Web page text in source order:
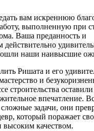
вам искреннюю
выполненную при
Ваша преданность и
действительно
наши наивысшие
Ришата и его
и
строительства
впечатление.
сложные задачи, они
который поражает
высоким качеством.